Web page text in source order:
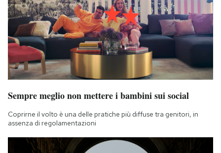
Sempre meglio non mettere i bambini sui social
Coprirne il volto è una delle pratiche più diffuse tra genitori, in
assenza di regolamentazioni